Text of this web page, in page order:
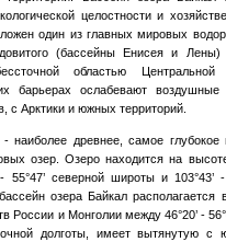
целостности и
один из главных мировых
(бассейны Енисея и
областью
барьерах ослабевают
с Арктики и южных территорий.
наиболее древнее, самое
озер. Озеро находится на
55°47’ северной широты и 103°43’ -
озера Байкал располагается
России и Монголии между 46°20’ -
долготы, имеет вытянутую с